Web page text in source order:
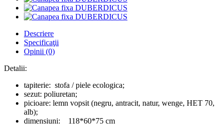
Descriere
Specificaţii
Opinii (0)
Detalii:
tapiterie: stofa / piele ecologica;
sezut: poliuretan;
picioare: lemn vopsit (negru, antracit, natur, wenge, HET 70,
alb);
dimensiuni: 118*60*75 cm